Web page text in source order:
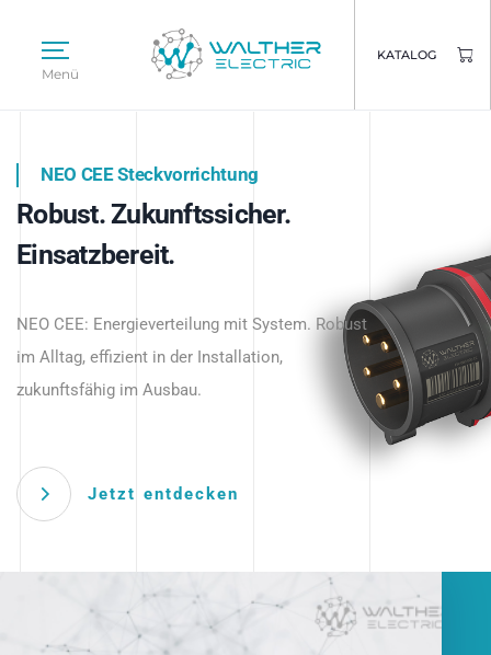
Menü
KATALOG
Intelligente Stromverteilung
beginnt hier.
NEO CEE Steckvorrichtung
Robust. Zukunftssicher.
Einsatzbereit.
NEO CEE: Energieverteilung mit System. Robust
im Alltag, effizient in der Installation,
zukunftsfähig im Ausbau.
Jetzt entdecken
Intelligenz trifft Energie.
Anwendungen – robust, IP-geschützt und
zukunftsfähig.